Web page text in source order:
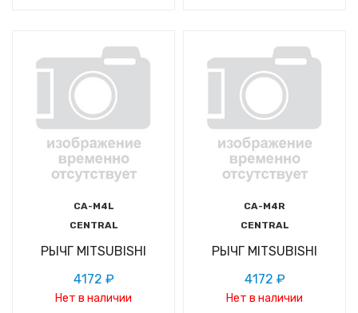
CA-M4L
CENTRAL
РЫЧГ MITSUBISHI
4172 ₽
Нет в наличии
CA-M4R
CENTRAL
РЫЧГ MITSUBISHI
4172 ₽
Нет в наличии